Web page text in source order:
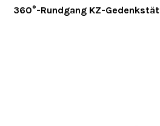
360°-Rundgang KZ-